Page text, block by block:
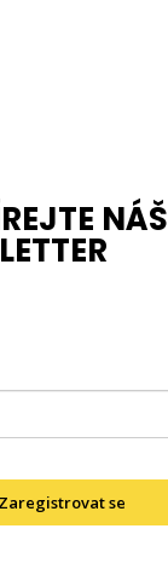
NÁŠ
Zaregistrovat se